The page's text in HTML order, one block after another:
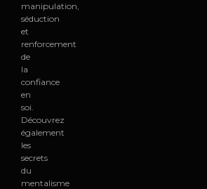
manipulation,
séduction
et
renforcement
de
la
confiance
en
soi.
Découvrez
également
les
secrets
du
mentalisme